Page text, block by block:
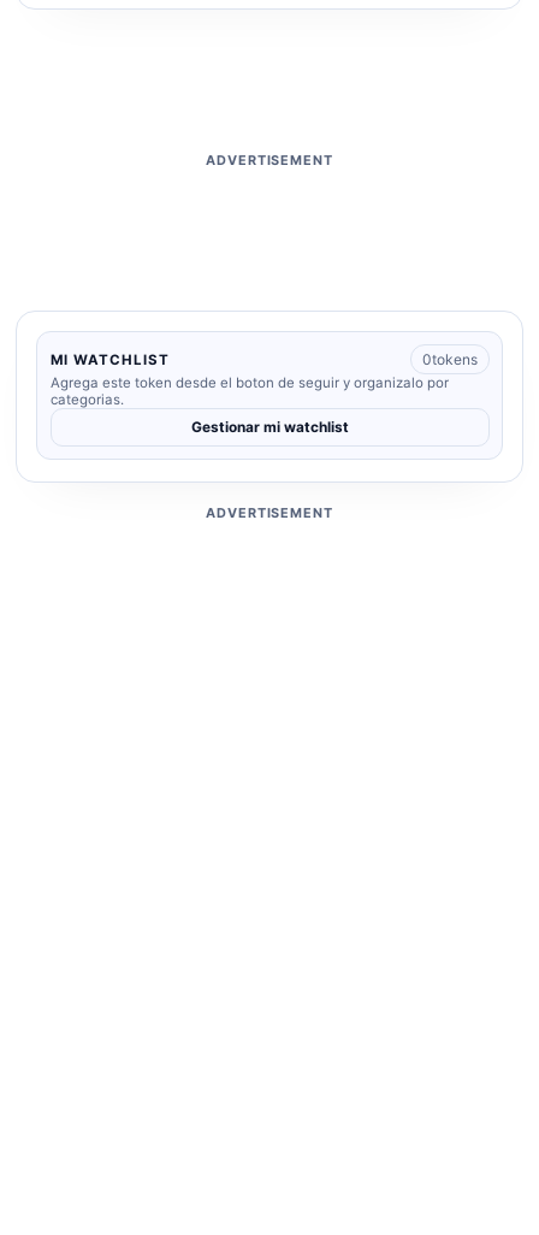
ADVERTISEMENT
MI WATCHLIST 0tokens
Agrega este token desde el boton de seguir y organizalo por
categorias.
Gestionar mi watchlist
ADVERTISEMENT